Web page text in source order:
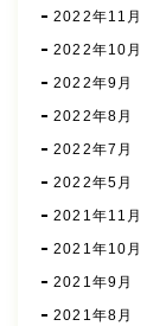
2022年11月
2022年10月
2022年9月
2022年8月
2022年7月
2022年5月
2021年11月
2021年10月
2021年9月
2021年8月